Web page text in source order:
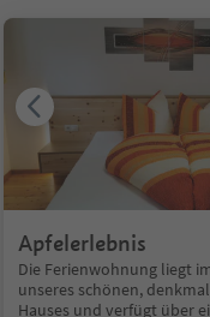
Apfelerlebnis
Die Ferienwohnung liegt
unseres schönen,
Hauses und verfügt über